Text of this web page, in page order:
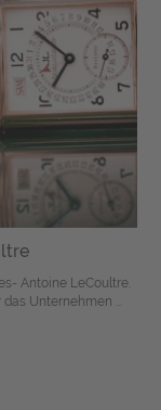
Antoine LeCoultre.
Unternehmen ...